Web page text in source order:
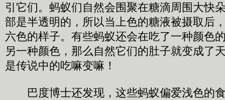
引它们。蚂蚁们自然会围聚在糖滴周围大快
部是半透明的，所以当上色的糖液被摄取后
六色的样子。有些蚂蚁还会在吃了一种颜色
另一种颜色，那么自然它们的肚子就变成了
是传说中的吃嘛变嘛！
巴度博士还发现，这些蚂蚁偏爱浅色的